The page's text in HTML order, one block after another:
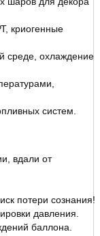
криогенные
среде, охлаждение
систем.
вдали от
потери сознания!
давления.
баллона.